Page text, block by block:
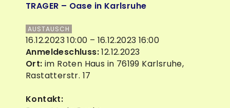
TRAGER – Oase in Karlsruhe
AUSTAUSCH
16.12.2023 10:00 – 16.12.2023 16:00
Anmeldeschluss:12.12.2023
Ort: im Roten Haus in 76199 Karlsruhe,
Rastatterstr. 17
Kontakt: